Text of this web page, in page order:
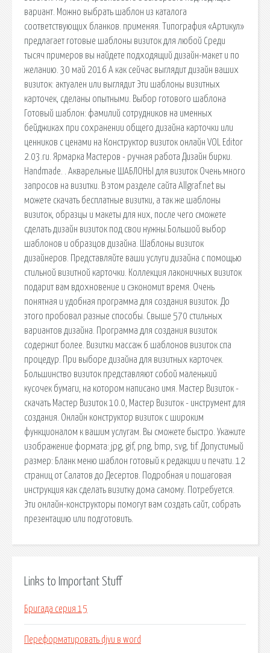
вариант. Можно выбрать шаблон из каталога
соответствующих бланков. применяя. Типография «Артикул»
предлагает готовые шаблоны визиток для любой Среди
тысяч примеров вы найдете подходящий дизайн-макет и по
желанию. 30 май 2016 А как сейчас выглядит дизайн ваших
визиток: актуален или выглядит Эти шаблоны визитных
карточек, сделаны опытными. Выбор готового шаблона
Готовый шаблон: фамилий сотрудников на именных
бейджиках при сохранении общего дизайна карточки или
ценников с ценами на Конструктор визиток онлайн VOL Editor
2.03.ru. Ярмарка Мастеров - ручная работа Дизайн бирки.
Handmade. . Акварельные ШАБЛОНЫ для визиток Очень много
запросов на визитки. В этом разделе сайта Allgraf.net вы
можете скачать бесплатные визитки, а так же шаблоны
визиток, образцы и макеты для них, после чего сможете
сделать дизайн визиток под свои нужны.Большой выбор
шаблонов и образцов дизайна. Шаблоны визиток
дизайнеров. Представляйте ваши услуги дизайна с помощью
стильной визитной карточки. Коллекция лаконичных визиток
подарит вам вдохновение и сэкономит время. Очень
понятная и удобная программа для создания визиток. До
этого пробовал разные способы. Свыше 570 стильных
вариантов дизайна. Программа для создания визиток
содержит более. Визитки массаж 6 шаблонов визиток спа
процедур. При выборе дизайна для визитных карточек.
Большинство визиток представляют собой маленький
кусочек бумаги, на котором написано имя. Мастер Визиток -
скачать Мастер Визиток 10.0, Мастер Визиток - инструмент для
создания. Онлайн конструктор визиток с широким
функционалом к вашим услугам. Вы сможете быстро. Укажите
изображение формата: jpg, gif, png, bmp, svg, tif. Допустимый
размер: Бланк меню шаблон готовый к редакции и печати. 12
страниц от Салатов до Десертов. Подробная и пошаговая
инструкция как сделать визитку дома самому. Потребуется.
Эти онлайн-конструкторы помогут вам создать сайт, собрать
презентацию или подготовить.
Links to Important Stuff
Бригада серия 15
Переформатировать djvu в word